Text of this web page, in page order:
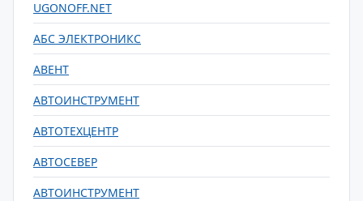
UGONOFF.NET
АБС ЭЛЕКТРОНИКС
АВЕНТ
АВТОИНСТРУМЕНТ
АВТОТЕХЦЕНТР
АВТОСЕВЕР
АВТОИНСТРУМЕНТ